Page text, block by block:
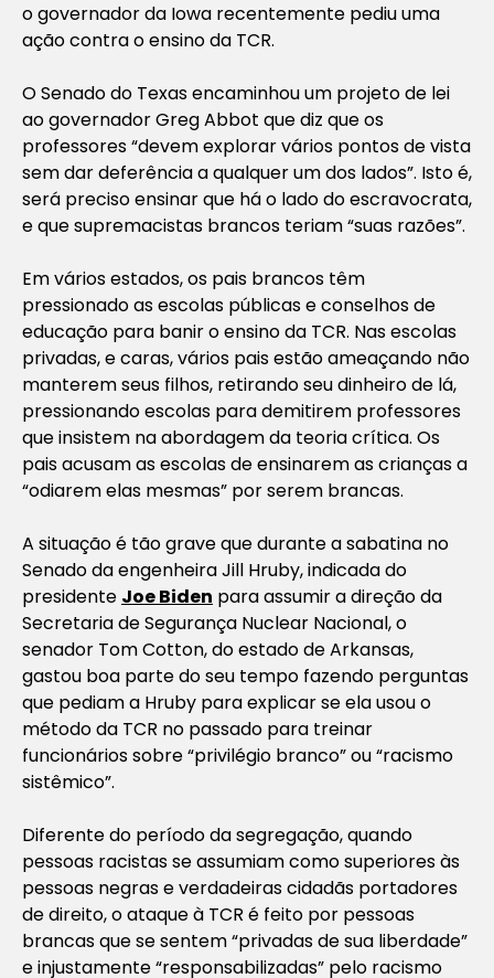
o governador da Iowa recentemente pediu uma
ação contra o ensino da TCR.
O Senado do Texas encaminhou um projeto de lei
ao governador Greg Abbot que diz que os
professores “devem explorar vários pontos de vista
sem dar deferência a qualquer um dos lados”. Isto é,
será preciso ensinar que há o lado do escravocrata,
e que supremacistas brancos teriam “suas razões”.
Em vários estados, os pais brancos têm
pressionado as escolas públicas e conselhos de
educação para banir o ensino da TCR. Nas escolas
privadas, e caras, vários pais estão ameaçando não
manterem seus filhos, retirando seu dinheiro de lá,
pressionando escolas para demitirem professores
que insistem na abordagem da teoria crítica. Os
pais acusam as escolas de ensinarem as crianças a
“odiarem elas mesmas” por serem brancas.
A situação é tão grave que durante a sabatina no
Senado da engenheira Jill Hruby, indicada do
presidente Joe Biden para assumir a direção da
Secretaria de Segurança Nuclear Nacional, o
senador Tom Cotton, do estado de Arkansas,
gastou boa parte do seu tempo fazendo perguntas
que pediam a Hruby para explicar se ela usou o
método da TCR no passado para treinar
funcionários sobre “privilégio branco” ou “racismo
sistêmico”.
Diferente do período da segregação, quando
pessoas racistas se assumiam como superiores às
pessoas negras e verdadeiras cidadãs portadores
de direito, o ataque à TCR é feito por pessoas
brancas que se sentem “privadas de sua liberdade”
e injustamente “responsabilizadas” pelo racismo